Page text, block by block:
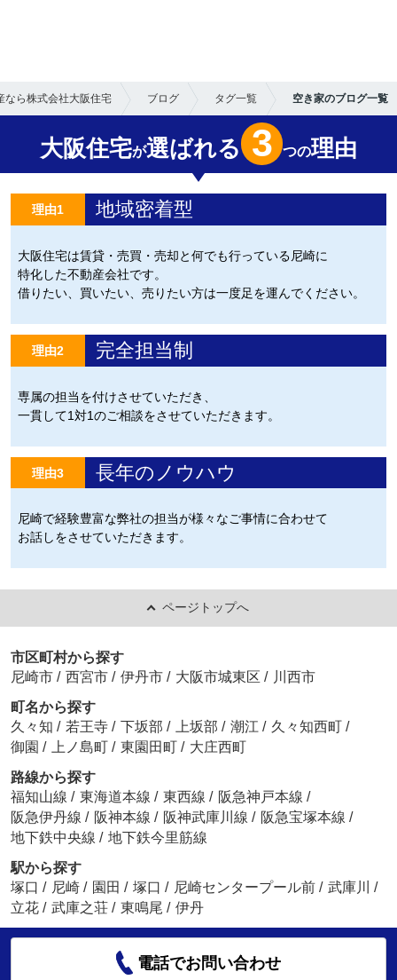
なら株式会社大阪住宅 ブログ タグ一覧 空き家のブログ一覧
大阪住宅が選ばれる 3 つの理由
理由1 地域密着型
大阪住宅は賃貸・売買・売却と何でも行っている尼崎に
特化した不動産会社です。
借りたい、買いたい、売りたい方は一度足を運んでください。
理由2 完全担当制
専属の担当を付けさせていただき、
一貫して1対1のご相談をさせていただきます。
理由3 長年のノウハウ
尼崎で経験豊富な弊社の担当が様々なご事情に合わせて
お話しをさせていただきます。
ページトップへ
市区町村から探す
尼崎市 / 西宮市 / 伊丹市 / 大阪市城東区 / 川西市
町名から探す
久々知 / 若王寺 / 下坂部 / 上坂部 / 潮江 / 久々知西町 /
御園 / 上ノ島町 / 東園田町 / 大庄西町
路線から探す
福知山線 / 東海道本線 / 東西線 / 阪急神戸本線 /
阪急伊丹線 / 阪神本線 / 阪神武庫川線 / 阪急宝塚本線 /
地下鉄中央線 / 地下鉄今里筋線
駅から探す
塚口 / 尼崎 / 園田 / 塚口 / 尼崎センタープール前 / 武庫川
/
立花 / 武庫之荘 / 東鳴尾 / 伊丹
電話でお問い合わせ